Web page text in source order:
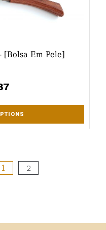
[bolsa Em Pele]
1 2